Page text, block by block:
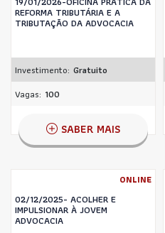
REFORMA TRIBUTÁRIA E A
TRIBUTAÇÃO DA ADVOCACIA
Investimento: Gratuito
Vagas: 100
SABER MAIS
ONLINE
02/12/2025- ACOLHER E
IMPULSIONAR À JOVEM
ADVOCACIA